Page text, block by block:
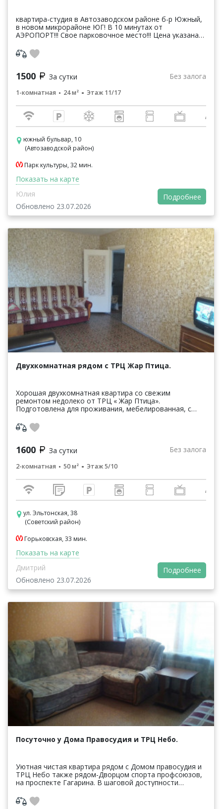
квартира-студия в Автозаводском районе б-р Южный,
в новом микрорайоне ЮГ! В 10 минутах от
АЭРОПОРТ!!! Свое парковочное место!!! Цена указана
1500 За сутки Без залога
1-комнатная 24 м² Этаж 11/17
южный бульвар, 10
(Автозаводской район)
Парк культуры, 32 мин.
Показать на карте
Юлия
Обновлено 23.07.2026
Подробнее
Двухкомнатная рядом с ТРЦ Жар Птица.
Хорошая двухкомнатная квартира со свежим
ремонтом недолеко от ТРЦ « Жар Птица».
Подготовлена для проживания, мебелированная, с
полотенца, средства...
1600 За сутки Без залога
2-комнатная 50 м² Этаж 5/10
ул. Эльтонская, 38
(Советский район)
Горьковская, 33 мин.
Показать на карте
Дмитрий
Обновлено 23.07.2026
Подробнее
Посуточно у Дома Правосудия и ТРЦ Небо.
Уютная чистая квартира рядом с Домом правосудия и
ТРЦ Небо также рядом-Дворцом спорта профсоюзов,
на проспекте Гагарина. В шаговой доступности
"Горь...